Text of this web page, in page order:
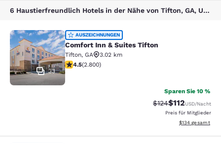
6 Haustierfreundlich Hotels in der Nähe von Tifton, GA, USA entsprechen Ihren Filtern
Comfort Inn & Suites Tifton
33
AUSZEICHNUNGEN
Comfort Inn & Suites Tifton
Tifton, GA
3.02 km
4.53-Sterne-Bewertung. Hervorragend. 2800
4.5(2.800)
Sparen Sie 10 %
Durchgestrichener
$124Vergünstigter
$112USD/Nacht
Preis für Mitglieder
Geschätzte
$134 gesamt